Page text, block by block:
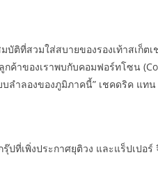
ติที่สวมใส่สบายของรองเท้าสเก็ต
ค้าของเราพบกับคอมฟอร์ทโซน
ลำลองของภูมิภาคนี้” เชคดริค แท
ที่เพิ่งประกาศยุติวง และแร็ปเปอร์